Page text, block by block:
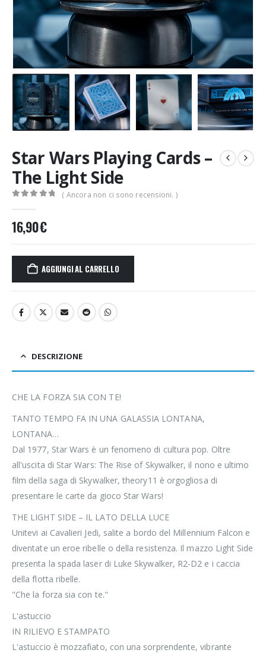
Star Wars Playing Cards –
The Light Side
( Ancora non ci sono recensioni. )
16,90€
AGGIUNGI AL CARRELLO
DESCRIZIONE
CHE LA FORZA SIA CON TE!
TANTO TEMPO FA IN UNA GALASSIA LONTANA,
LONTANA…
Dal 1977, Star Wars è un fenomeno di cultura pop. Oltre
all'uscita di Star Wars: The Rise of Skywalker, il nono e ultimo
film della saga di Skywalker, theory11 è orgogliosa di
presentare le carte da gioco Star Wars!
THE LIGHT SIDE – IL LATO DELLA LUCE
Unitevi ai Cavalieri Jedi, salite a bordo del Millennium Falcon e
diventate un eroe ribelle o della resistenza. Il mazzo Light Side
presenta la spada laser di Luke Skywalker, R2-D2 e i caccia
della flotta ribelle.
"Che la forza sia con te."
L'astuccio
IN RILIEVO E STAMPATO
L'astuccio è mozzafiato, con una sorprendente, vibrante